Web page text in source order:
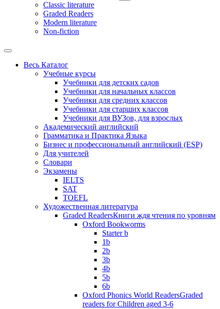
Classic literature
Graded Readers
Modern literature
Non-fiction
Весь Каталог
Учебные курсы
Учебники для детских садов
Учебники для начальных классов
Учебники для средних классов
Учебники для старших классов
Учебники для ВУЗов, для взрослых
Академический английский
Грамматика и Практика Языка
Бизнес и профессиональный английский (ESP)
Для учителей
Словари
Экзамены
IELTS
SAT
TOEFL
Художественная литература
Graded ReadersКниги ждя чтения по уровням
Oxford Bookworms
Starter b
1b
2b
3b
4b
5b
6b
Oxford Phonics World ReadersGraded
readers for Children aged 3-6